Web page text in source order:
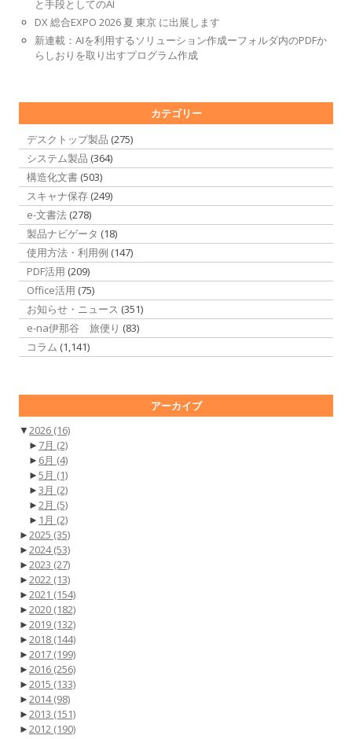
と手段としてのAI
DX 総合EXPO 2026 夏 東京 に出展します
新連載：AIを利用するソリューション作成ーフォルダ内のPDFか
らしおりを取り出すプログラム作成
カテゴリー
デスクトップ製品 (275)
システム製品 (364)
構造化文書 (503)
スキャナ保存 (249)
e-文書法 (278)
製品ナビゲータ (18)
使用方法・利用例 (147)
PDF活用 (209)
Office活用 (75)
お知らせ・ニュース (351)
e-na伊那谷 旅便り (83)
コラム (1,141)
アーカイブ
▼2026 (16)
► 7月 (2)
► 6月 (4)
►5月 (1)
►3月 (2)
►2月 (5)
► 1月 (2)
►2025 (35)
►2024(53)
►2023 (27)
►2022 (13)
►2021 (154)
►2020 (182)
►2019 (132)
►2018 (144)
►2017 (199)
►2016 (256)
►2015 (133)
►2014(98)
►2013 (151)
►2012 (190)